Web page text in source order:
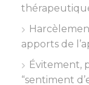
apports de
Évitement,
“sentiment